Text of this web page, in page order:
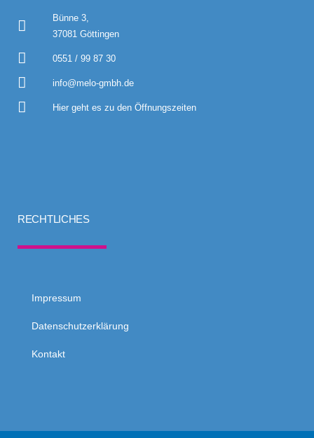
Bünne 3,
37081 Göttingen
0551 / 99 87 30
info@melo-gmbh.de
Hier geht es zu den Öffnungszeiten
RECHTLICHES
Impressum
Datenschutzerklärung
Kontakt